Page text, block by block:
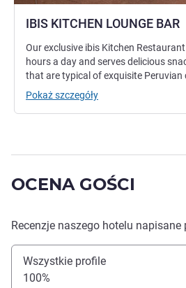
IBIS KITCHEN LOUNGE BAR
Our exclusive ibis Kitchen
hours a day and serves delicious
that are typical of exquisite Peruvian
Pokaż szczegóły
OCENA GOŚCI
Recenzje naszego hotelu napisane
Wszystkie profile
100%